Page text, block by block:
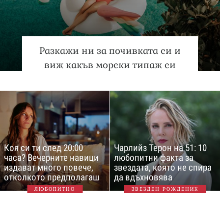
Разкажи ни за почивката си и
виж какъв морски типаж си
Коя си ти след 20:00
часа? Вечерните навици
издават много повече,
отколкото предполагаш
ЛЮБОПИТНО
Чарлийз Терон на 51: 10
любопитни факта за
звездата, която не спира
да вдъхновява
ЗВЕЗДЕН РОЖДЕНИК